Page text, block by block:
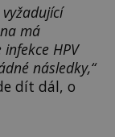
má
HPV
následky,“
dít dál, o